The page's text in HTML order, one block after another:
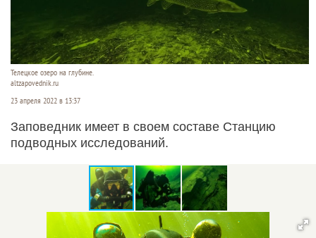
Телецкое озеро на глубине.
altzapovednik.ru
23 апреля 2022 в 13:37
Заповедник имеет в своем составе Станцию
подводных исследований.